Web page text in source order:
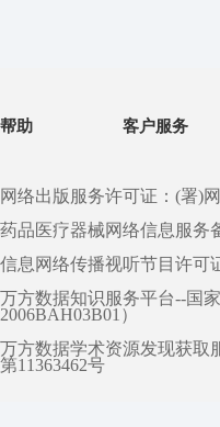
帮助 客户服务
网络出版服务许可证：(署)
药品医疗器械网络信息服务
信息网络传播视听节目许可
万方数据知识服务平台--国
2006BAH03B01）
万方数据学术资源发现获取
第11363462号